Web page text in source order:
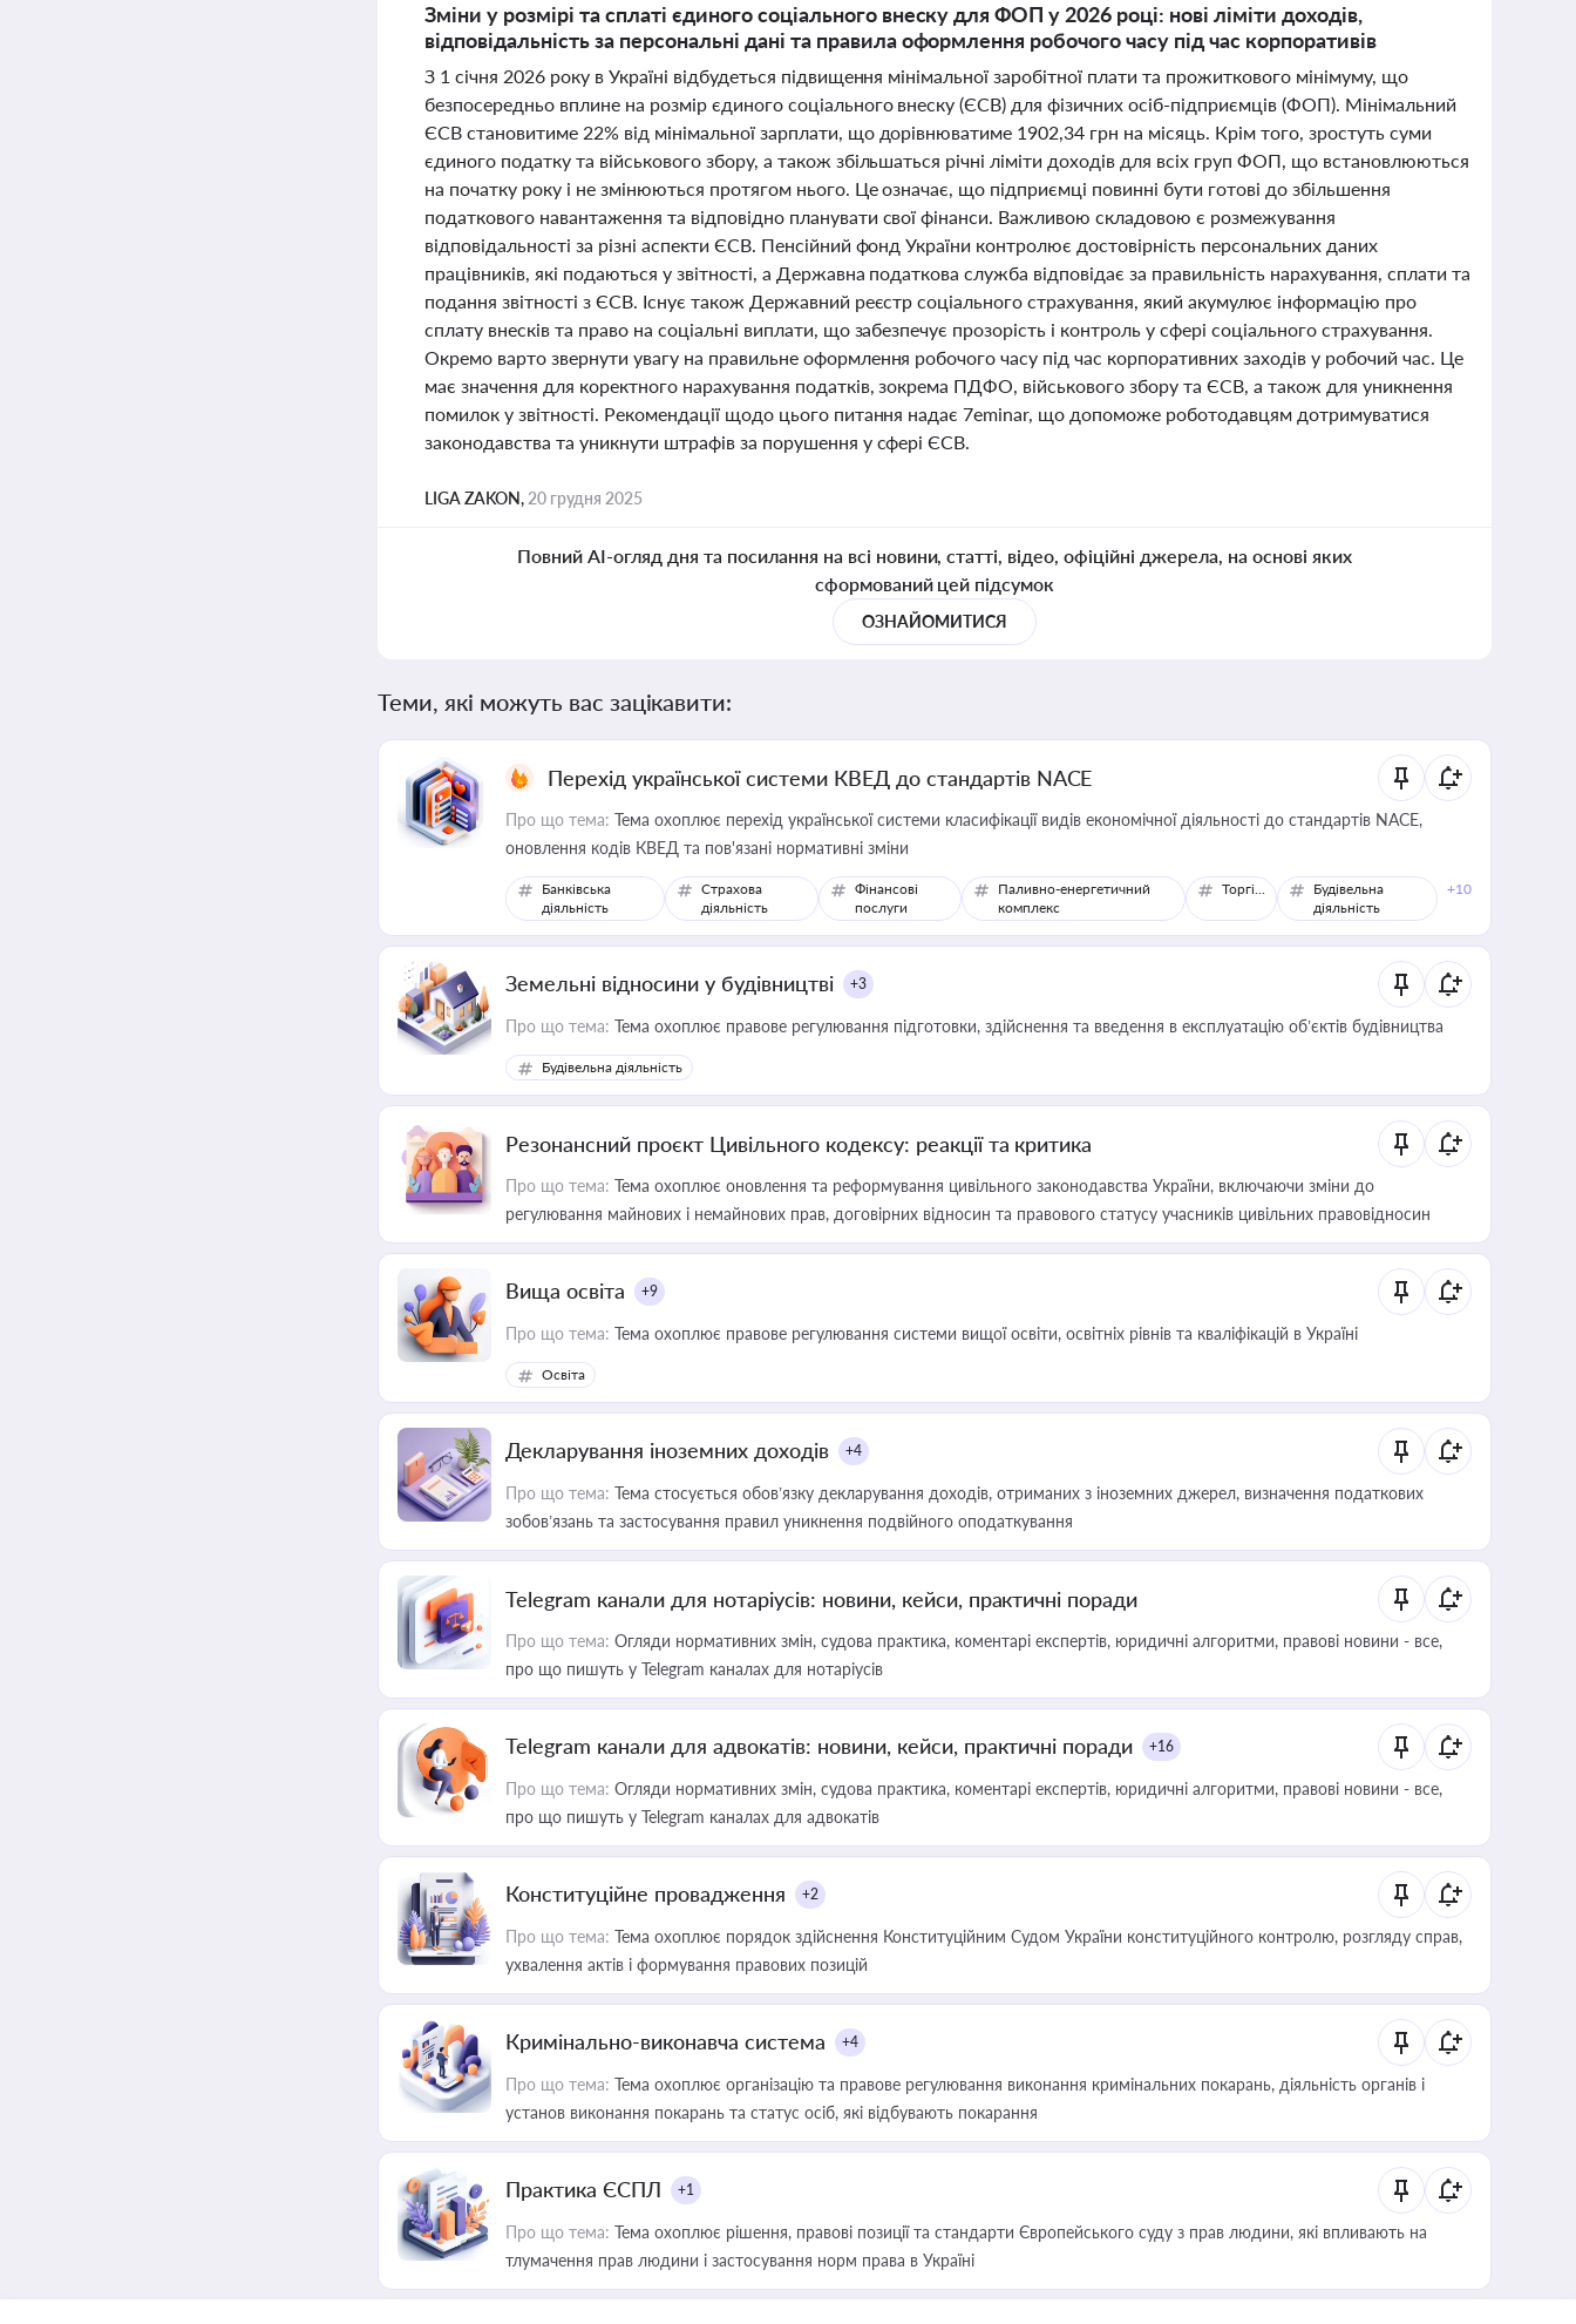
Зміни у розмірі та сплаті єдиного соціального внеску для ФОП у 2026 році: нові ліміти доходів,
відповідальність за персональні дані та правила оформлення робочого часу під час корпоративів
З 1 січня 2026 року в Україні відбудеться підвищення мінімальної заробітної плати та прожиткового мінімуму, що
безпосередньо вплине на розмір єдиного соціального внеску (ЄСВ) для фізичних осіб-підприємців (ФОП). Мінімальний
ЄСВ становитиме 22% від мінімальної зарплати, що дорівнюватиме 1902,34 грн на місяць. Крім того, зростуть суми
єдиного податку та військового збору, а також збільшаться річні ліміти доходів для всіх груп ФОП, що встановлюються
на початку року і не змінюються протягом нього. Це означає, що підприємці повинні бути готові до збільшення
податкового навантаження та відповідно планувати свої фінанси. Важливою складовою є розмежування
відповідальності за різні аспекти ЄСВ. Пенсійний фонд України контролює достовірність персональних даних
працівників, які подаються у звітності, а Державна податкова служба відповідає за правильність нарахування, сплати та
подання звітності з ЄСВ. Існує також Державний реєстр соціального страхування, який акумулює інформацію про
сплату внесків та право на соціальні виплати, що забезпечує прозорість і контроль у сфері соціального страхування.
Окремо варто звернути увагу на правильне оформлення робочого часу під час корпоративних заходів у робочий час. Це
має значення для коректного нарахування податків, зокрема ПДФО, військового збору та ЄСВ, а також для уникнення
помилок у звітності. Рекомендації щодо цього питання надає 7eminar, що допоможе роботодавцям дотримуватися
законодавства та уникнути штрафів за порушення у сфері ЄСВ.
LIGA ZAKON, 20 грудня 2025
Повний AI-огляд дня та посилання на всі новини, статті, відео, офіційні джерела, на основі яких
сформований цей підсумок
ОЗНАЙОМИТИСЯ
Теми, які можуть вас зацікавити:
Перехід української системи КВЕД до стандартів NACE
Про що тема: Тема охоплює перехід української системи класифікації видів економічної діяльності до стандартів NACE,
оновлення кодів КВЕД та пов'язані нормативні зміни
Банківська
діяльність
Страхова
діяльність
Фінансові
послуги
Паливно-енергетичний
комплекс
Торгівля
Будівельна
діяльність
+10
Земельні відносини у будівництві +3
Про що тема: Тема охоплює правове регулювання підготовки, здійснення та введення в експлуатацію об’єктів будівництва
Будівельна діяльність
Резонансний проєкт Цивільного кодексу: реакції та критика
Про що тема: Тема охоплює оновлення та реформування цивільного законодавства України, включаючи зміни до
регулювання майнових і немайнових прав, договірних відносин та правового статусу учасників цивільних правовідносин
Вища освіта +9
Про що тема: Тема охоплює правове регулювання системи вищої освіти, освітніх рівнів та кваліфікацій в Україні
Освіта
Декларування іноземних доходів +4
Про що тема: Тема стосується обов’язку декларування доходів, отриманих з іноземних джерел, визначення податкових
зобов’язань та застосування правил уникнення подвійного оподаткування
Telegram канали для нотаріусів: новини, кейси, практичні поради
Про що тема: Огляди нормативних змін, судова практика, коментарі експертів, юридичні алгоритми, правові новини - все,
про що пишуть у Telegram каналах для нотаріусів
Telegram канали для адвокатів: новини, кейси, практичні поради +16
Про що тема: Огляди нормативних змін, судова практика, коментарі експертів, юридичні алгоритми, правові новини - все,
про що пишуть у Telegram каналах для адвокатів
Конституційне провадження +2
Про що тема: Тема охоплює порядок здійснення Конституційним Судом України конституційного контролю, розгляду справ,
ухвалення актів і формування правових позицій
Кримінально-виконавча система +4
Про що тема: Тема охоплює організацію та правове регулювання виконання кримінальних покарань, діяльність органів і
установ виконання покарань та статус осіб, які відбувають покарання
Практика ЄСПЛ +1
Про що тема: Тема охоплює рішення, правові позиції та стандарти Європейського суду з прав людини, які впливають на
тлумачення прав людини і застосування норм права в Україні